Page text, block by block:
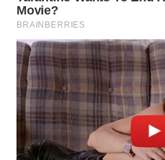
WN
LABUHANBATU
WN
TAPANULI
TENGAH
WN DELI